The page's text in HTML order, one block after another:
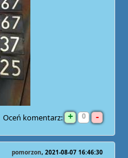
Oceń komentarz: + 0 -
pomorzon 2021-08-07 16:46:30